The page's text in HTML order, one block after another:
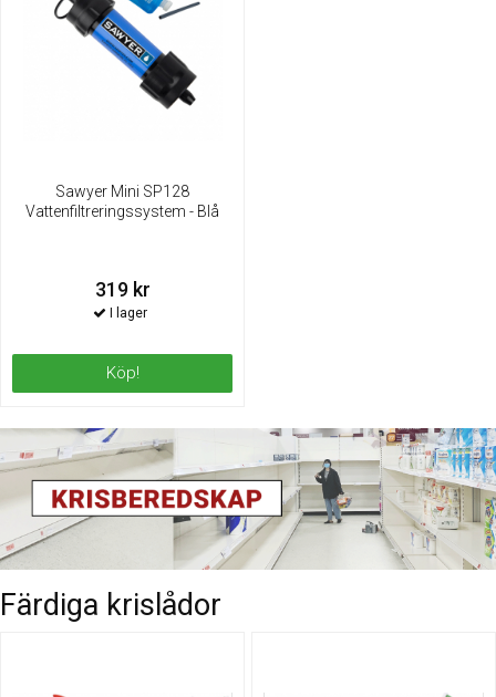
Sawyer Mini SP128
Vattenfiltreringssystem - Blå
319 kr
Köp!
Färdiga krislådor